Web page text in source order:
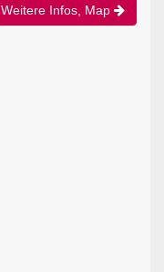
Weitere Infos, Map